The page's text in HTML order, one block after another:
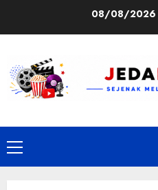
08/08/2026
Primary
Menu